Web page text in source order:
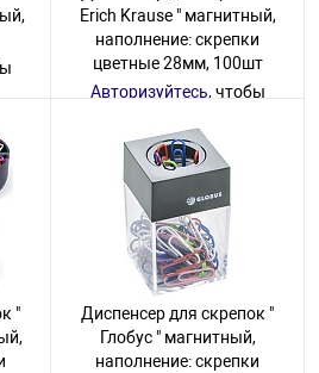
Erich Krause " магнитный,
наполнение: скрепки
цветные 28мм, 100шт
Авторизуйтесь, чтобы
1 товар
"
Диспенсер для скрепок "
Глобус " магнитный,
наполнение: скрепки